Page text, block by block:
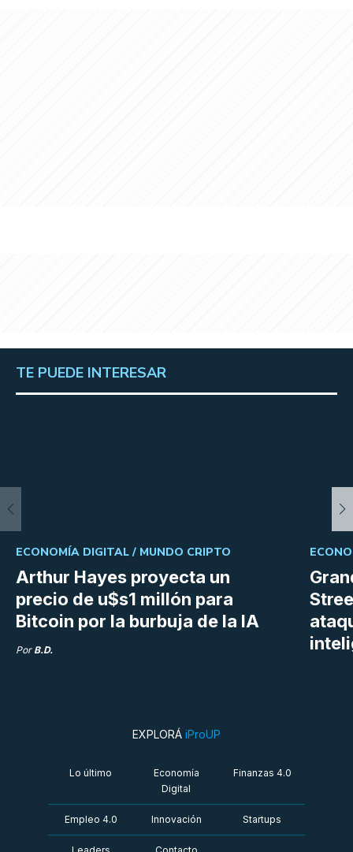
TE PUEDE INTERESAR
Arthur Hayes proyecta un
precio de u$s1 millón para
Bitcoin por la burbuja de la IA
ECONOMÍA DIGITAL / MUNDO CRIPTO
Por B.D.
EXPLORÁ iProUP
Lo último
Economía
Digital
Finanzas 4.0
Empleo 4.0 Innovación Startups